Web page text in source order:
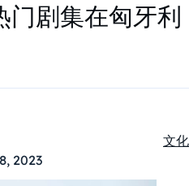
剧集在匈牙利
2023
文化